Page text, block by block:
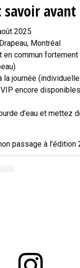
savoir avant
2025
Montréal
en commun
la journée
encore
d’eau et mettez
passage à l’édition